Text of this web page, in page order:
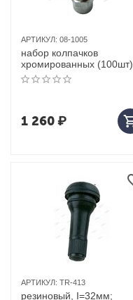
АРТИКУЛ: 08-1005
набор колпачков
хромированных (100шт)
1 260₽
АРТИКУЛ: TR-413
резиновый, I=32мм;